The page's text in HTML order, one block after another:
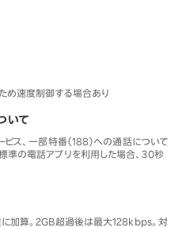
め速度制御する場合あり
いて
ス、一部特番（188）への通話について
準の電話アプリを利用した場合、30秒
加算。2GB超過後は最大128kbps。対